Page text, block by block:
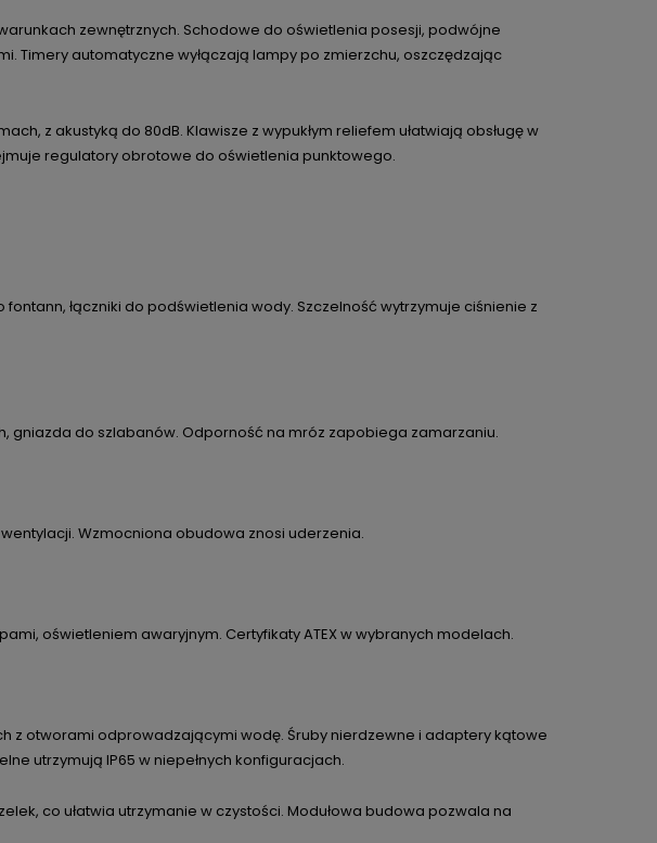
zewnętrznych. Schodowe do oświetlenia posesji, podwójne
Timery automatyczne wyłączają lampy po zmierzchu, oszczędzając
z akustyką do 80dB. Klawisze z wypukłym reliefem ułatwiają obsługę w
regulatory obrotowe do oświetlenia punktowego.
łączniki do podświetlenia wody. Szczelność wytrzymuje ciśnienie z
gniazda do szlabanów. Odporność na mróz zapobiega zamarzaniu.
Wzmocniona obudowa znosi uderzenia.
oświetleniem awaryjnym. Certyfikaty ATEX w wybranych modelach.
z otworami odprowadzającymi wodę. Śruby nierdzewne i adaptery kątowe
utrzymują IP65 w niepełnych konfiguracjach.
co ułatwia utrzymanie w czystości. Modułowa budowa pozwala na